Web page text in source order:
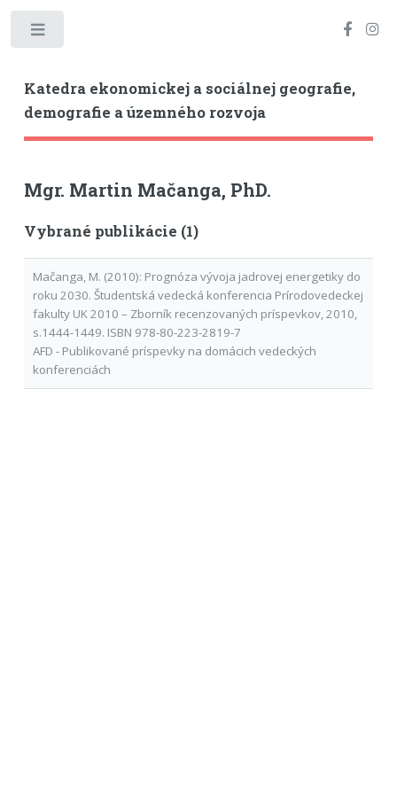
Katedra ekonomickej a sociálnej geografie,
demografie a územného rozvoja
Mgr. Martin Mačanga, PhD.
Vybrané publikácie (1)
Mačanga, M. (2010): Prognóza vývoja jadrovej energetiky do
roku 2030. Študentská vedecká konferencia Prírodovedeckej
fakulty UK 2010 – Zborník recenzovaných príspevkov, 2010,
s.1444-1449. ISBN 978-80-223-2819-7
AFD - Publikované príspevky na domácich vedeckých
konferenciách